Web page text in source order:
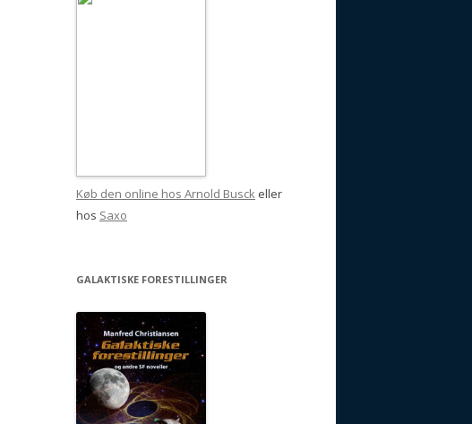
Køb den online hos Arnold Busck eller
hos Saxo
GALAKTISKE FORESTILLINGER